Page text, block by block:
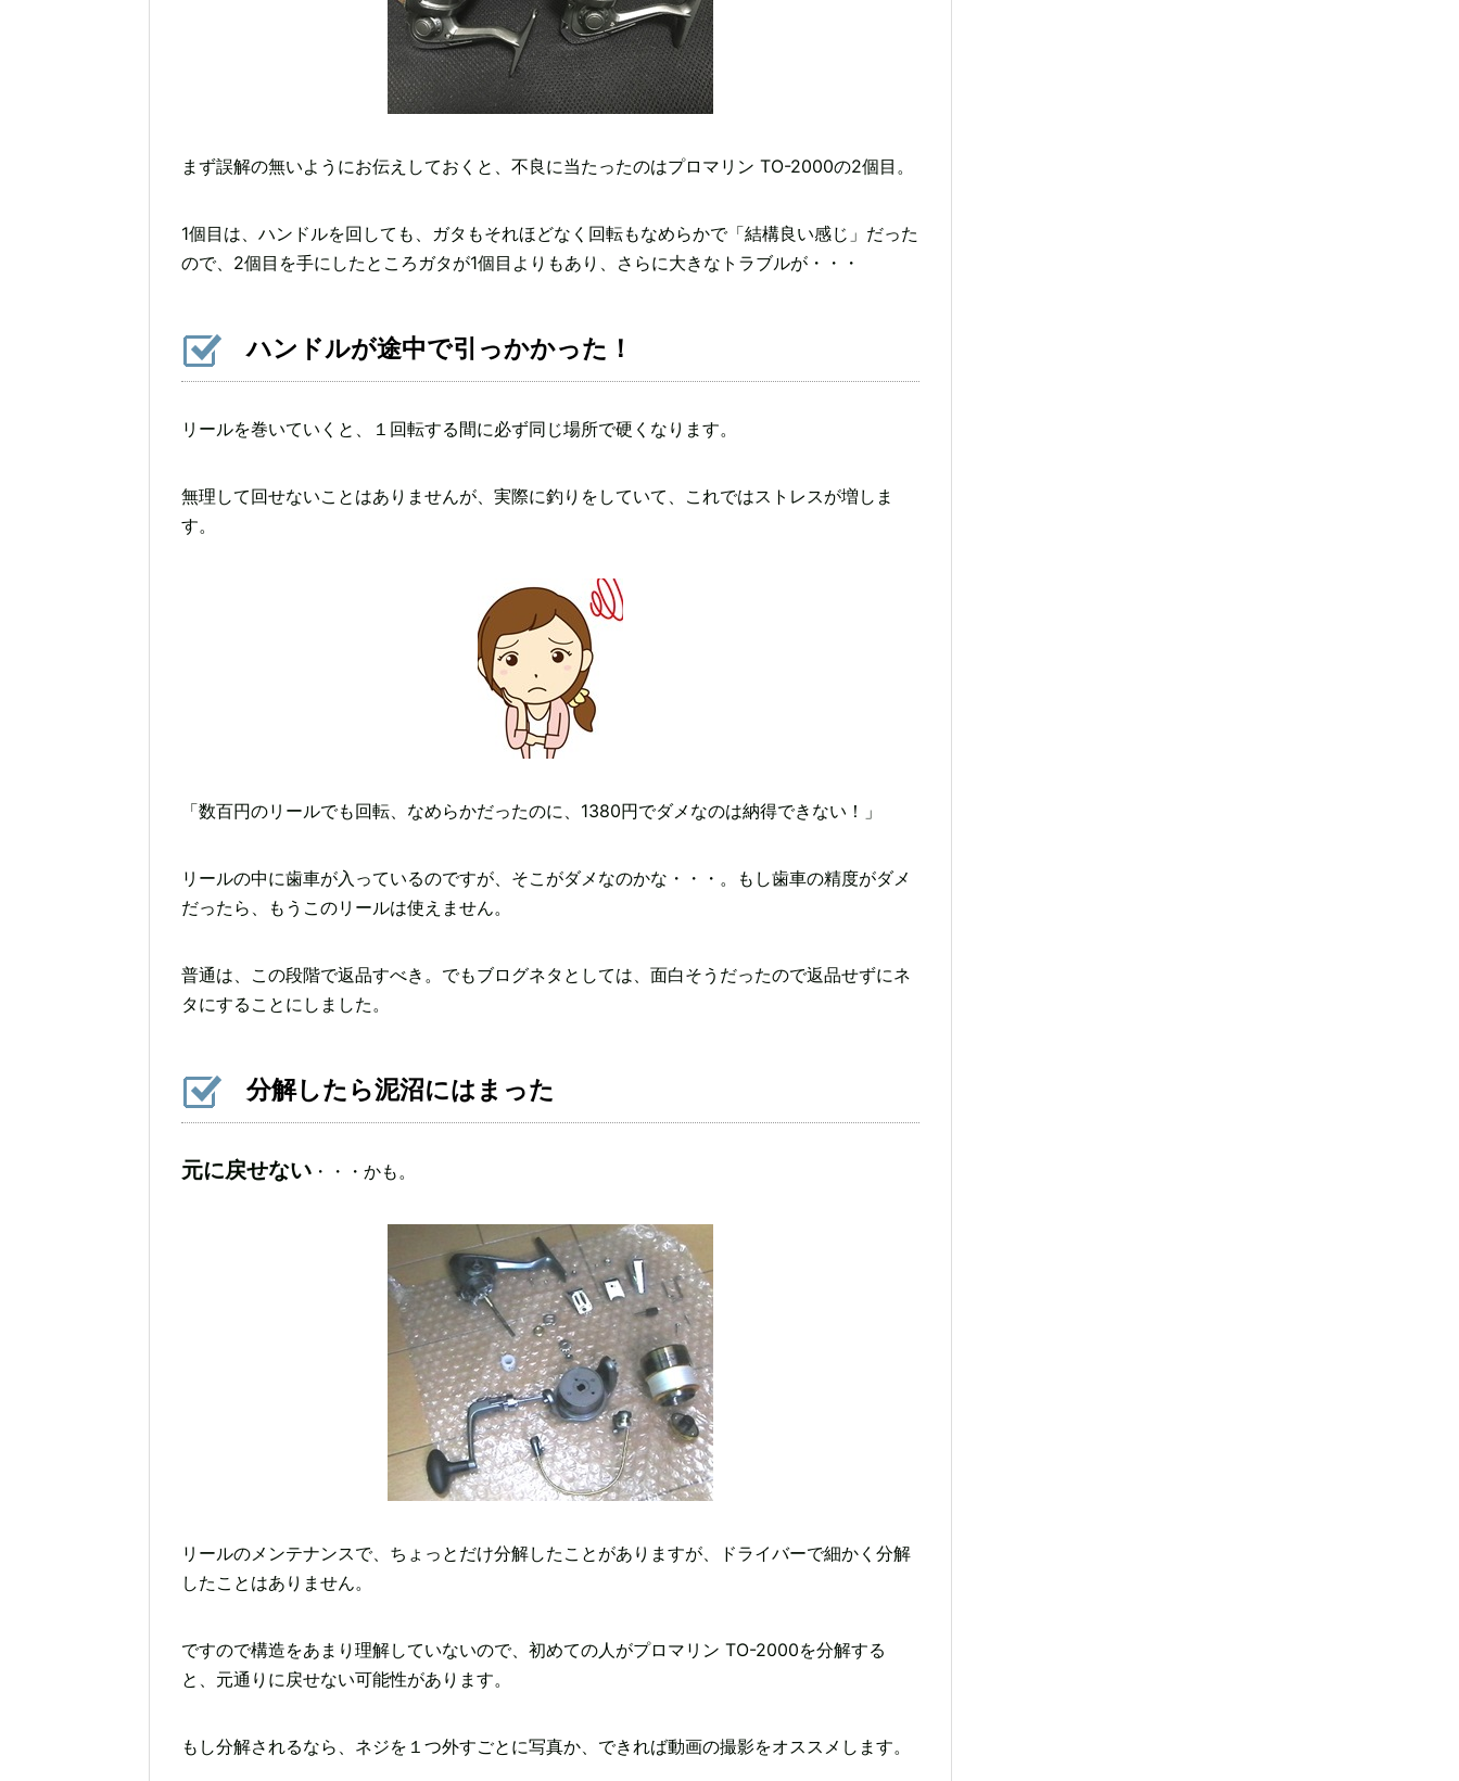
まず誤解の無いようにお伝えしておくと、不良に当たったのはプロマリン TO-2000の2個目。
1個目は、ハンドルを回しても、ガタもそれほどなく回転もなめらかで「結構良い感じ」だった
ので、2個目を手にしたところガタが1個目よりもあり、さらに大きなトラブルが・・・
ハンドルが途中で引っかかった！
リールを巻いていくと、１回転する間に必ず同じ場所で硬くなります。
無理して回せないことはありませんが、実際に釣りをしていて、これではストレスが増しま
す。
「数百円のリールでも回転、なめらかだったのに、1380円でダメなのは納得できない！」
リールの中に歯車が入っているのですが、そこがダメなのかな・・・。もし歯車の精度がダメ
だったら、もうこのリールは使えません。
普通は、この段階で返品すべき。でもブログネタとしては、面白そうだったので返品せずにネ
タにすることにしました。
分解したら泥沼にはまった
元に戻せない ・・・かも。
リールのメンテナンスで、ちょっとだけ分解したことがありますが、ドライバーで細かく分解
したことはありません。
ですので構造をあまり理解していないので、初めての人がプロマリン TO-2000を分解する
と、元通りに戻せない可能性があります。
もし分解されるなら、ネジを１つ外すごとに写真か、できれば動画の撮影をオススメします。